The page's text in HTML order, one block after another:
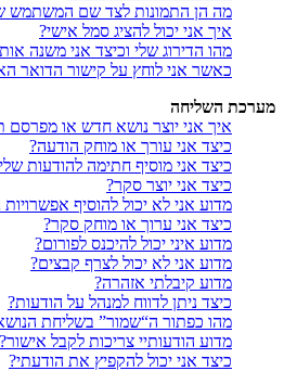
מה הן התמונות לצד שם המשתמש
איך אני יכול להציג סמל אישי?
מהו הדירוג שלי וכיצד אני משנה
כאשר אני לוחץ על קישור הדואר
מערכת השליחה
איך אני יוצר נושא חדש או מפרסם
כיצד אני עורך או מוחק הודעה?
כיצד אני מוסיף חתימה להודעות
כיצד אני יוצר סקר?
מדוע אני לא יכול להוסיף
כיצד אני ערוך או מוחק סקר?
מדוע איני יכול להיכנס לפורום?
מדוע אני לא יכול לצרף קבצים?
מדוע קיבלתי אזהרה?
כיצד ניתן לדווח למנהל על הודעות?
מהו כפתור ה“שמור” בשליחת
מדוע הודעותיי צריכות לקבל אישור?
כיצד אני יכול להקפיץ את הודעתי?